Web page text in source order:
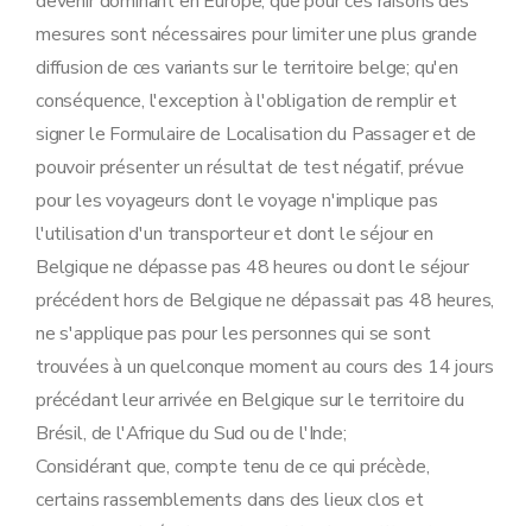
mesures sont nécessaires pour limiter une plus grande
diffusion de ces variants sur le territoire belge; qu'en
conséquence, l'exception à l'obligation de remplir et
signer le Formulaire de Localisation du Passager et de
pouvoir présenter un résultat de test négatif, prévue
pour les voyageurs dont le voyage n'implique pas
l'utilisation d'un transporteur et dont le séjour en
Belgique ne dépasse pas 48 heures ou dont le séjour
précédent hors de Belgique ne dépassait pas 48 heures,
ne s'applique pas pour les personnes qui se sont
trouvées à un quelconque moment au cours des 14 jours
précédant leur arrivée en Belgique sur le territoire du
Brésil, de l'Afrique du Sud ou de l'Inde;
Considérant que, compte tenu de ce qui précède,
certains rassemblements dans des lieux clos et